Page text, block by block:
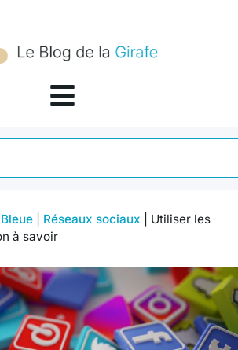
Réseaux sociaux
Utiliser les
à savoir